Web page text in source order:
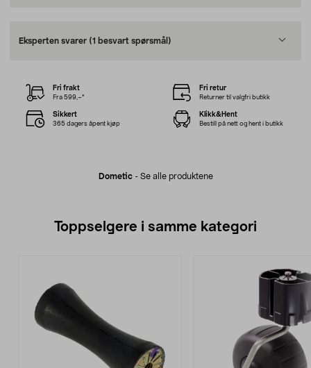
Eksperten svarer (1 besvart spørsmål)
Dometic- Se alle produktene
Fri frakt
Fra 599,–*
Fri retur
Returner til valgfri butikk
Sikkert
365 dagers åpent kjøp
Klikk&Hent
Bestill på nett og hent i butikk
Toppselgere i samme kategori